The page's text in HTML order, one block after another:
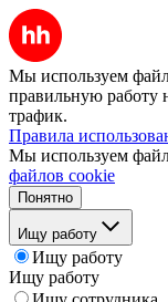
Мы используем
правильную работу
трафик.
Правила
Мы используем
файлов cookie
Понятно
Ищу работу
Ищу работу
Ищу работу